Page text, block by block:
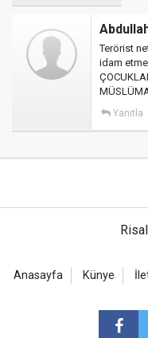
Terörist
idam
Yanıtla
Anasayfa Künye